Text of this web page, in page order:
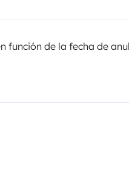
función de la fecha de